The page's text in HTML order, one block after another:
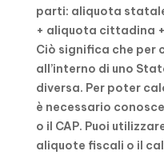
parti: aliquota
+ aliquota cittadina
Ciò significa che per
all’interno di uno
diversa. Per poter
è necessario
o il CAP. Puoi
aliquote fiscali o il